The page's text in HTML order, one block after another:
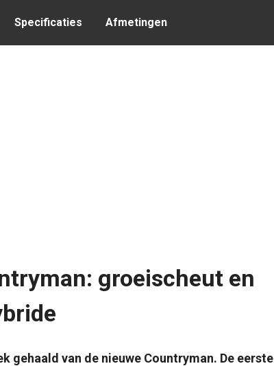
Specificaties Afmetingen
groeischeut en
gehaald van de nieuwe Countryman. De eerste